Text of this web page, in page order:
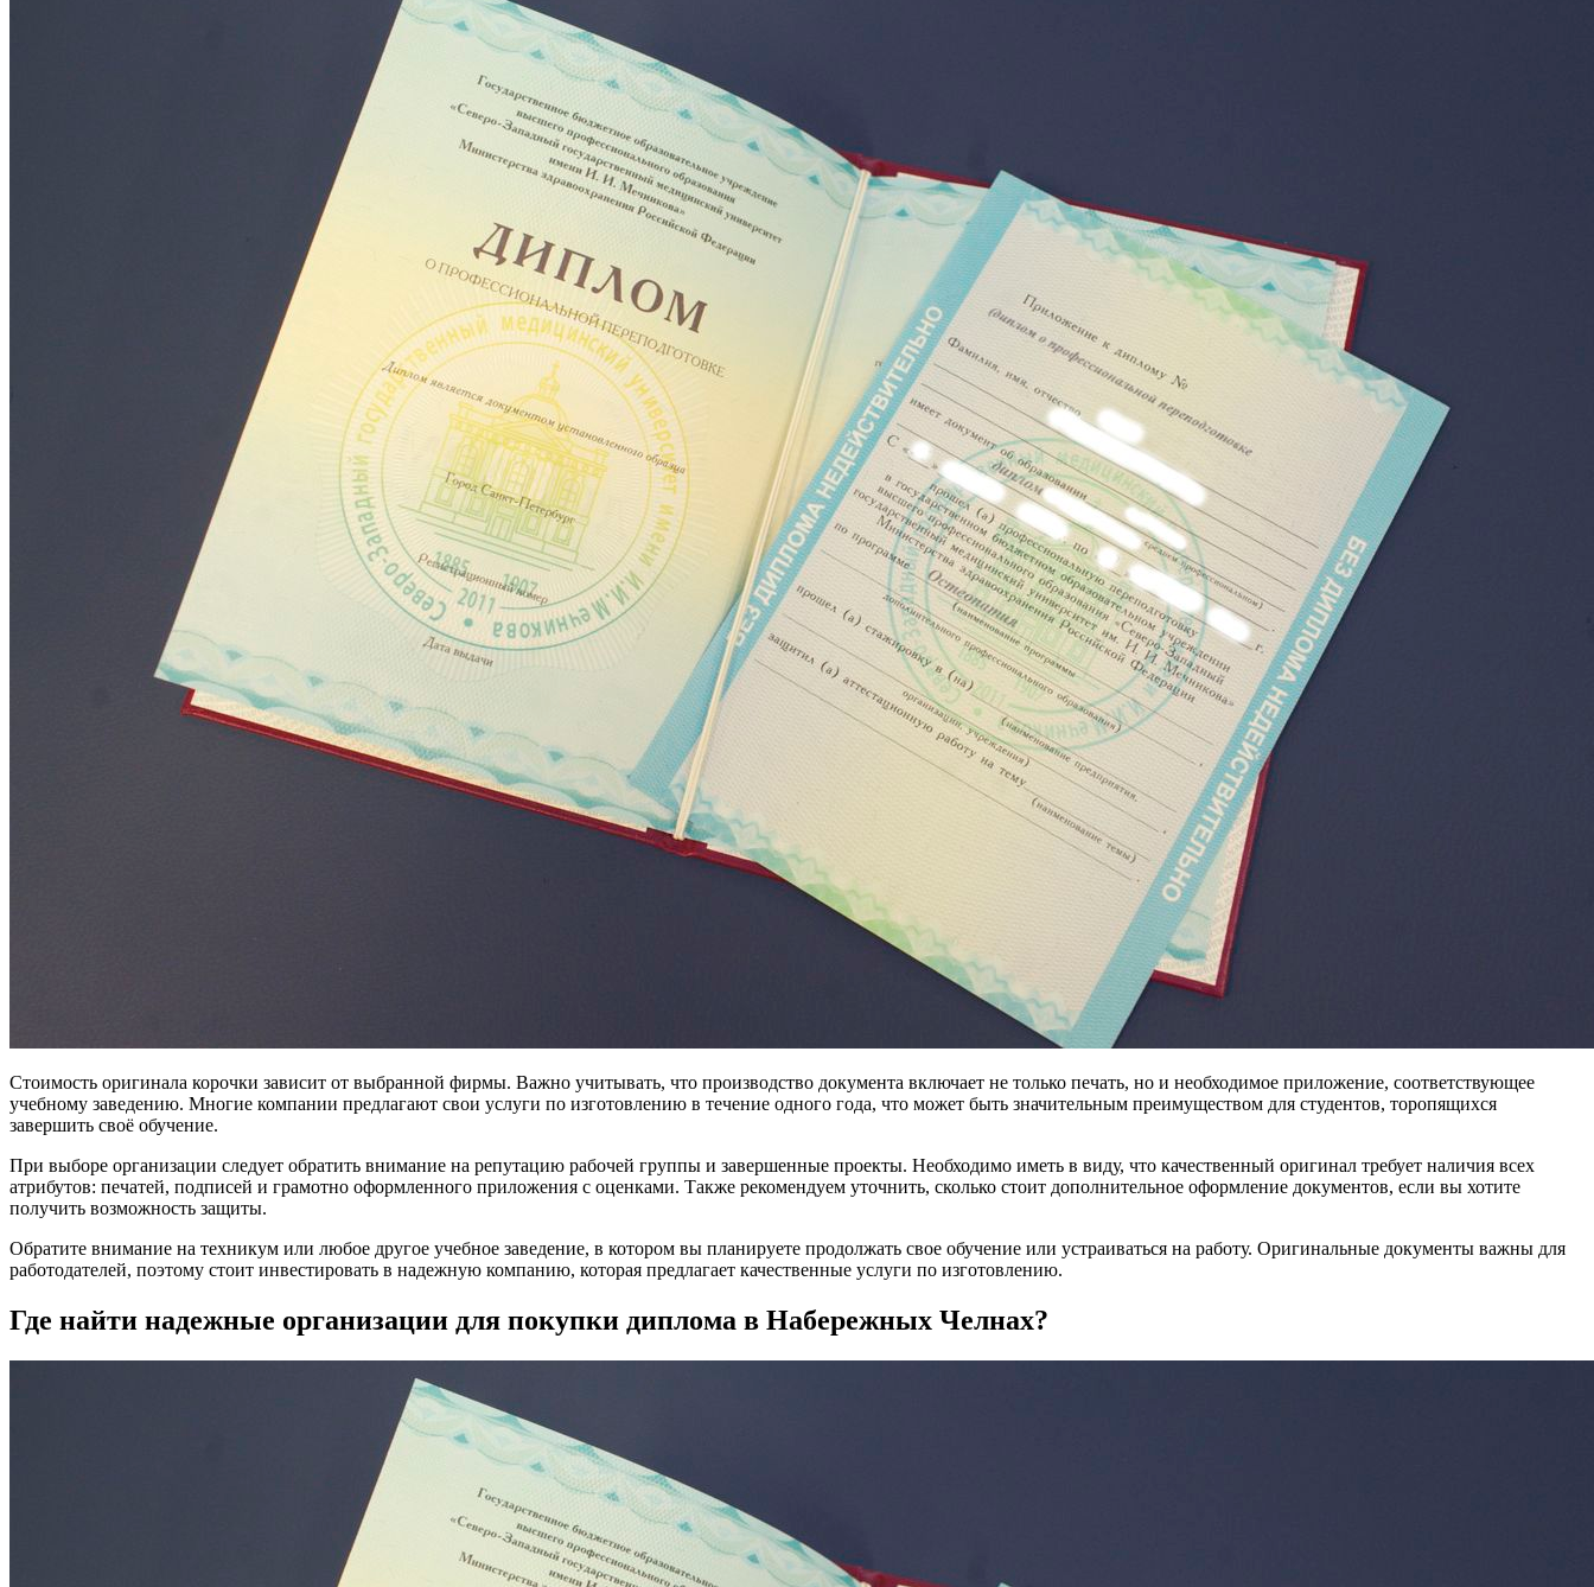
Стоимость оригинала корочки зависит от выбранной фирмы. Важно учитывать, что производство документа включает не только печать, но и необходимое приложение, соответствующее
учебному заведению. Многие компании предлагают свои услуги по изготовлению в течение одного года, что может быть значительным преимуществом для студентов, торопящихся
завершить своё обучение.
При выборе организации следует обратить внимание на репутацию рабочей группы и завершенные проекты. Необходимо иметь в виду, что качественный оригинал требует наличия всех
атрибутов: печатей, подписей и грамотно оформленного приложения с оценками. Также рекомендуем уточнить, сколько стоит дополнительное оформление документов, если вы хотите
получить возможность защиты.
Обратите внимание на техникум или любое другое учебное заведение, в котором вы планируете продолжать свое обучение или устраиваться на работу. Оригинальные документы важны для
работодателей, поэтому стоит инвестировать в надежную компанию, которая предлагает качественные услуги по изготовлению.
Где найти надежные организации для покупки диплома в Набережных Челнах?